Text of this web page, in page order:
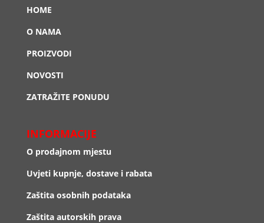
HOME
O NAMA
PROIZVODI
NOVOSTI
ZATRAŽITE PONUDU
INFORMACIJE
O prodajnom mjestu
Uvjeti kupnje, dostave i rabata
Zaštita osobnih podataka
Zaštita autorskih prava